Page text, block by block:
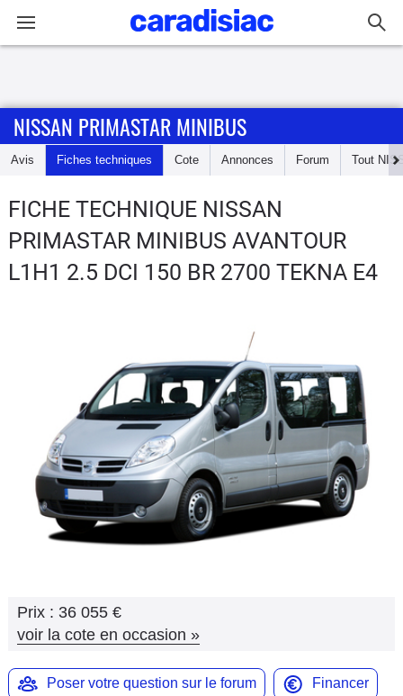
Accueil
Essais
Guide
d'achat
Services
Forum
Marques
NISSAN PRIMASTAR MINIBUS
Avis Fiches techniques Cote Annonces Forum Tout
FICHE TECHNIQUE NISSAN
PRIMASTAR MINIBUS AVANTOUR
L1H1 2.5 DCI 150 BR 2700 TEKNA E4
Prix : 36 055 €
voir la cote en occasion »
Poser votre question sur le forum Financer